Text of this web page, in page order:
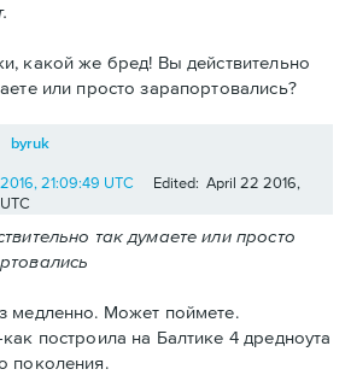
какой же бред! Вы действительно
или просто зарапортовались?
byruk
21:09:49 UTC
Edited: April 22 2016,
так думаете или просто
медленно. Может поймете.
построила на Балтике 4 дредноута
поколения.